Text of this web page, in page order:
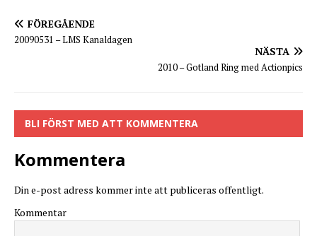
FÖREGÅENDE
20090531 – LMS Kanaldagen
NÄSTA
2010 – Gotland Ring med Actionpics
BLI FÖRST MED ATT KOMMENTERA
Kommentera
Din e-post adress kommer inte att publiceras offentligt.
Kommentar